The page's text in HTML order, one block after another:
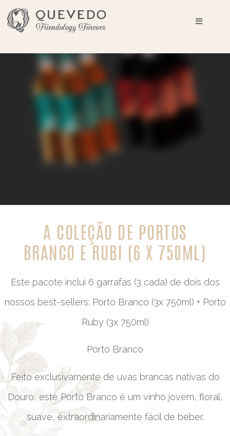
A COLEÇÃO DE PORTOS
BRANCO E RUBI (6 X 750ML)
Este pacote inclui 6 garrafas (3 cada) de dois dos
nossos best-sellers: Porto Branco (3x 750ml) + Porto
Ruby (3x 750ml)
Porto Branco
Feito exclusivamente de uvas brancas nativas do
Douro, este Porto Branco é um vinho jovem, floral,
suave, extraordinariamente fácil de beber.